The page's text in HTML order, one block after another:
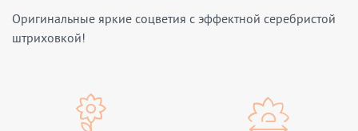
Оригинальные яркие соцветия с эффектной серебристой
штриховкой!